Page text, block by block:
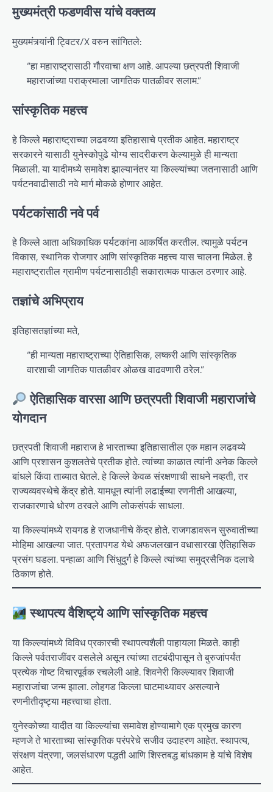
मुख्यमंत्री फडणवीस यांचे वक्तव्य
मुख्यमंत्र्यांनी ट्विटर/X वरुन सांगितले:
“हा महाराष्ट्रासाठी गौरवाचा क्षण आहे. आपल्या छत्रपती शिवाजी
महाराजांच्या पराक्रमाला जागतिक पातळीवर सलाम.”
सांस्कृतिक महत्त्व
हे किल्ले महाराष्ट्राच्या लढवय्या इतिहासाचे प्रतीक आहेत. महाराष्ट्र
सरकारने यासाठी युनेस्कोपुढे योग्य सादरीकरण केल्यामुळे ही मान्यता
मिळाली. या यादीमध्ये समावेश झाल्यानंतर या किल्ल्यांच्या जतनासाठी आणि
पर्यटनवाढीसाठी नवे मार्ग मोकळे होणार आहेत.
पर्यटकांसाठी नवे पर्व
हे किल्ले आता अधिकाधिक पर्यटकांना आकर्षित करतील. त्यामुळे पर्यटन
विकास, स्थानिक रोजगार आणि सांस्कृतिक महत्त्व यास चालना मिळेल. हे
महाराष्ट्रातील ग्रामीण पर्यटनासाठीही सकारात्मक पाऊल ठरणार आहे.
तज्ञांचे अभिप्राय
इतिहासतज्ञांच्या मते,
“ही मान्यता महाराष्ट्राच्या ऐतिहासिक, लष्करी आणि सांस्कृतिक
वारशाची जागतिक पातळीवर ओळख वाढवणारी ठरेल.”
ऐतिहासिक वारसा आणि छत्रपती शिवाजी महाराजांचे
योगदान
छत्रपती शिवाजी महाराज हे भारताच्या इतिहासातील एक महान लढवय्ये
आणि प्रशासन कुशलतेचे प्रतीक होते. त्यांच्या काळात त्यांनी अनेक किल्ले
बांधले किंवा ताब्यात घेतले. हे किल्ले केवळ संरक्षणाची साधने नव्हती, तर
राज्यव्यवस्थेचे केंद्र होते. यामधून त्यांनी लढाईच्या रणनीती आखल्या,
राजकारणाचे धोरण ठरवले आणि लोकसंपर्क साधला.
या किल्ल्यांमध्ये रायगड हे राजधानीचे केंद्र होते. राजगडावरून सुरुवातीच्या
मोहिमा आखल्या जात. प्रतापगड येथे अफजलखान वधासारखा ऐतिहासिक
प्रसंग घडला. पन्हाळा आणि सिंधुदुर्ग हे किल्ले त्यांच्या समुद्रसैनिक दलाचे
ठिकाण होते.
स्थापत्य वैशिष्ट्ये आणि सांस्कृतिक महत्त्व
या किल्ल्यांमध्ये विविध प्रकारची स्थापत्यशैली पाहायला मिळते. काही
किल्ले पर्वतराजींवर वसलेले असून त्यांच्या तटबंदीपासून ते बुरुजांपर्यंत
प्रत्येक गोष्ट विचारपूर्वक रचलेली आहे. शिवनेरी किल्ल्यावर शिवाजी
महाराजांचा जन्म झाला. लोहगड किल्ला घाटमाथ्यावर असल्याने
रणनीतीदृष्ट्या महत्त्वाचा होता.
युनेस्कोच्या यादीत या किल्ल्यांचा समावेश होण्यामागे एक प्रमुख कारण
म्हणजे ते भारताच्या सांस्कृतिक परंपरेचे सजीव उदाहरण आहेत. स्थापत्य,
संरक्षण यंत्रणा, जलसंधारण पद्धती आणि शिस्तबद्ध बांधकाम हे यांचे विशेष
आहेत.